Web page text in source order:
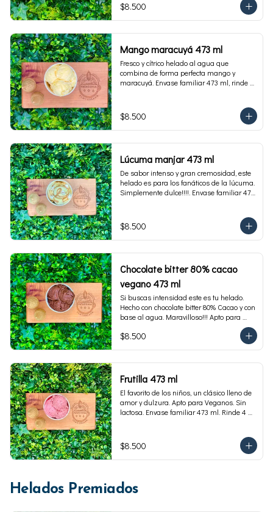
$8.500
Mango maracuyá 473 ml
Fresco y cítrico helado al agua que
combina de forma perfecta mango y
maracuyá. Envase familiar 473 ml, rinde 4
$8.500
Lúcuma manjar 473 ml
De sabor intenso y gran cremosidad, este
helado es para los fanáticos de la lúcuma.
Simplemente dulce!!!!. Envase familiar 473
$8.500
Chocolate bitter 80% cacao
vegano 473 ml
Si buscas intensidad este es tu helado.
Hecho con chocolate bitter 80% Cacao y con
base al agua. Maravilloso!!! Apto para
veganos. Envase familiar 473 ml, rinde 4
porciones
$8.500
Frutilla 473 ml
El favorito de los niños, un clásico lleno de
amor y dulzura. Apto para Veganos. Sin
lactosa. Envase familiar 473 ml. Rinde 4
$8.500
Helados Premiados